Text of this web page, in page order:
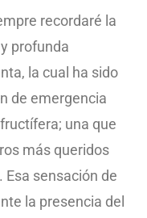
recordaré la
profunda
la cual ha sido
de emergencia
una que
más queridos
sensación de
la presencia del